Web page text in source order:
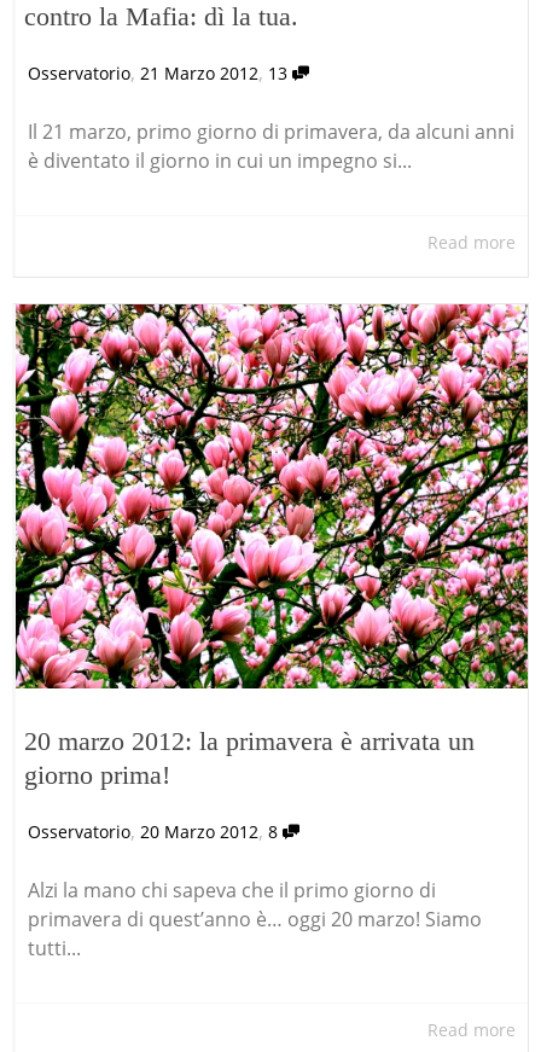
contro la Mafia: dì la tua.
Osservatorio, 21 Marzo 2012, 13
Il 21 marzo, primo giorno di primavera, da alcuni anni
è diventato il giorno in cui un impegno si...
Read more
20 marzo 2012: la primavera è arrivata un
giorno prima!
Osservatorio, 20 Marzo 2012, 8
Alzi la mano chi sapeva che il primo giorno di
primavera di quest’anno è… oggi 20 marzo! Siamo
tutti...
Read more